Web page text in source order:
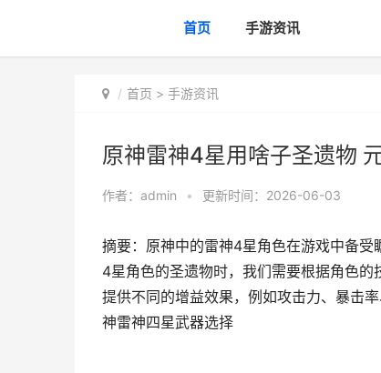
首页 手游资讯
首页 > 手游资讯
原神雷神4星用啥子圣遗物
作者： admin • 更新时间：2026-06-03
摘要：原神中的雷神4星角色在游戏中备
4星角色的圣遗物时，我们需要根据角色
提供不同的增益效果，例如攻击力、暴击
神雷神四星武器选择